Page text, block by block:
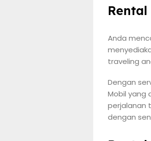
Anda
traveling
Dengan
Mobil yang
perjalanan
dengan